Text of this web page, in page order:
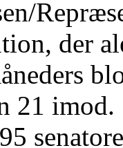
der
21 imod.